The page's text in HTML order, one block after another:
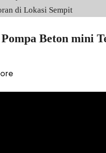
Pompa Beton mini